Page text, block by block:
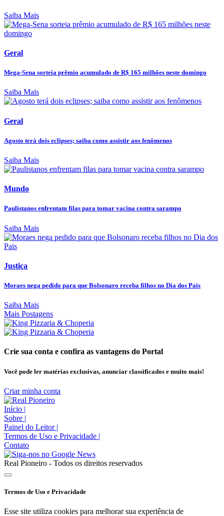
Saiba Mais
Geral
Mega-Sena sorteia prêmio acumulado de R$ 165 milhões neste domingo
Saiba Mais
Geral
Agosto terá dois eclipses; saiba como assistir aos fenômenos
Saiba Mais
Mundo
Paulistanos enfrentam filas para tomar vacina contra sarampo
Saiba Mais
Justiça
Moraes nega pedido para que Bolsonaro receba filhos no Dia dos Pais
Saiba Mais
Mais Postagens
Crie sua conta e confira as vantagens do Portal
Você pode ler matérias exclusivas, anunciar classificados e muito mais!
Criar minha conta
Início |
Sobre |
Painel do Leitor |
Termos de Uso e Privacidade |
Contato
Real Pioneiro - Todos os direitos reservados
Termos de Uso e Privacidade
Esse site utiliza cookies para melhorar sua experiência de